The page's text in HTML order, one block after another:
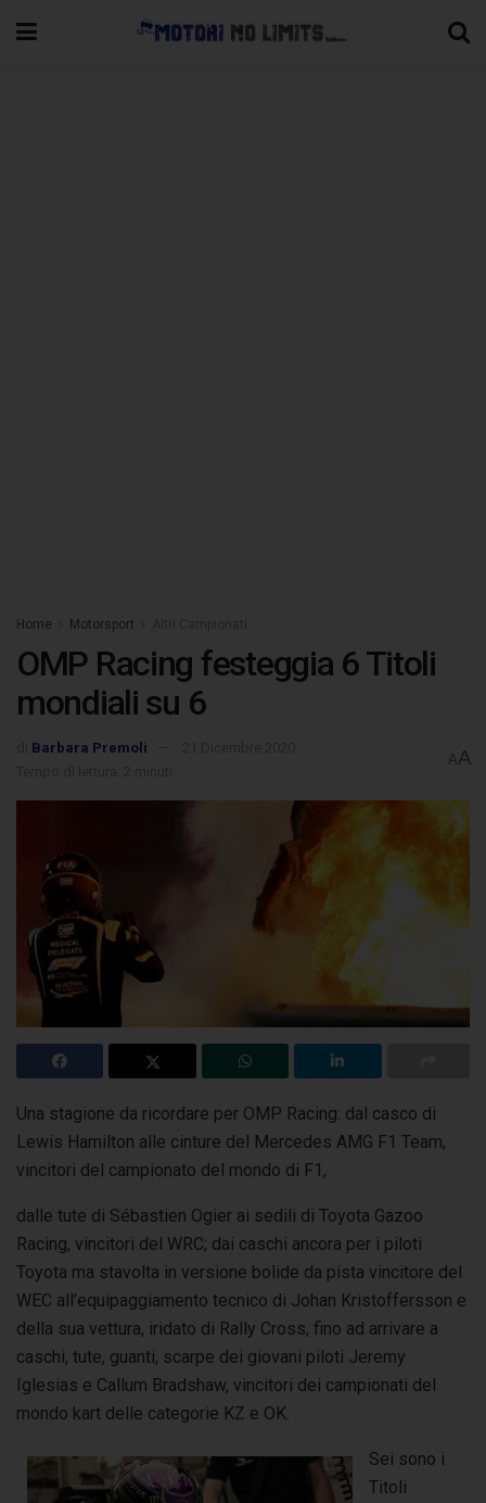
Home Motorsport
OMP Racing festeggia 6 Titoli
mondiali su 6
Barbara Premoli
AA
Una stagione da ricordare per OMP Racing: dal casco di
Lewis Hamilton alle cinture del Mercedes AMG F1 Team,
vincitori del campionato del mondo di F1,
dalle tute di Sébastien Ogier ai sedili di Toyota Gazoo
Racing, vincitori del WRC; dai caschi ancora per i piloti
Toyota ma stavolta in versione bolide da pista vincitore del
WEC all’equipaggiamento tecnico di Johan Kristoffersson e
della sua vettura, iridato di Rally Cross, fino ad arrivare a
caschi, tute, guanti, scarpe dei giovani piloti Jeremy
Iglesias e Callum Bradshaw, vincitori dei campionati del
mondo kart delle categorie KZ e OK.
Sei sono i
Titoli